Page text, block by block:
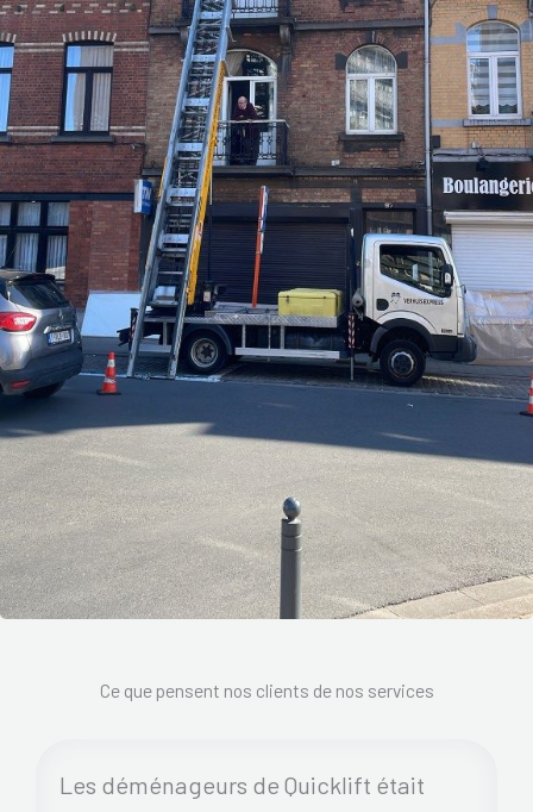
Ce que pensent nos clients de nos services
Les déménageurs de Quicklift était